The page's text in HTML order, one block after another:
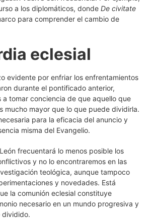
a los diplomáticos, donde De civitate
para comprender el cambio de
eclesial
evidente por enfriar los enfrentamientos
durante el pontificado anterior,
a tomar conciencia de que aquello que
mucho mayor que lo que puede dividirla.
para la eficacia del anuncio y
misma del Evangelio.
frecuentará lo menos posible los
y no lo encontraremos en las
teológica, aunque tampoco
y novedades. Está
la comunión eclesial constituye
necesario en un mundo progresiva y
dividido.